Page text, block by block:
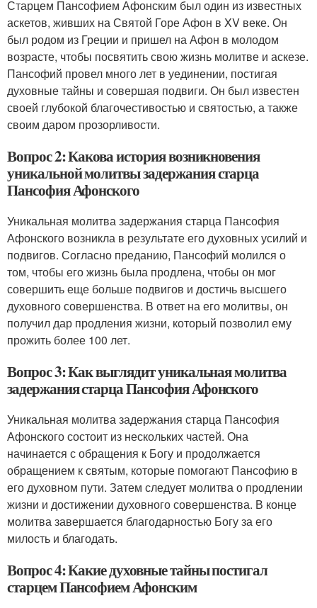
Старцем Пансофием Афонским был один из известных
аскетов, живших на Святой Горе Афон в XV веке. Он
был родом из Греции и пришел на Афон в молодом
возрасте, чтобы посвятить свою жизнь молитве и аскезе.
Пансофий провел много лет в уединении, постигая
духовные тайны и совершая подвиги. Он был известен
своей глубокой благочестивостью и святостью, а также
своим даром прозорливости.
Вопрос 2: Какова история возникновения
уникальной молитвы задержания старца
Пансофия Афонского
Уникальная молитва задержания старца Пансофия
Афонского возникла в результате его духовных усилий и
подвигов. Согласно преданию, Пансофий молился о
том, чтобы его жизнь была продлена, чтобы он мог
совершить еще больше подвигов и достичь высшего
духовного совершенства. В ответ на его молитвы, он
получил дар продления жизни, который позволил ему
прожить более 100 лет.
Вопрос 3: Как выглядит уникальная молитва
задержания старца Пансофия Афонского
Уникальная молитва задержания старца Пансофия
Афонского состоит из нескольких частей. Она
начинается с обращения к Богу и продолжается
обращением к святым, которые помогают Пансофию в
его духовном пути. Затем следует молитва о продлении
жизни и достижении духовного совершенства. В конце
молитва завершается благодарностью Богу за его
милость и благодать.
Вопрос 4: Какие духовные тайны постигал
старцем Пансофием Афонским